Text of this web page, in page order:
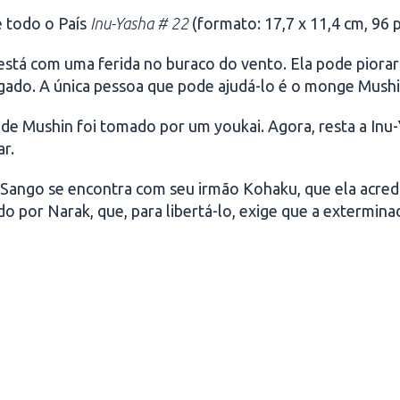
todo o País Inu-Yasha # 22(formato: 17,7 x 11,4 cm, 96
com uma ferida no buraco do vento. Ela pode
A única pessoa que pode ajudá-lo é o monge
Mushin foi tomado por um youkai. Agora, resta a
se encontra com seu irmão Kohaku, que ela
por Narak, que, para libertá-lo, exige que a